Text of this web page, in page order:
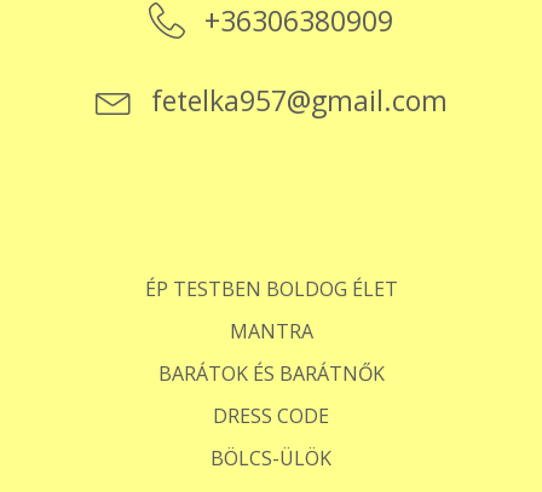
+36306380909
fetelka957@gmail.com
ÉP TESTBEN BOLDOG ÉLET
MANTRA
BARÁTOK ÉS BARÁTNŐK
DRESS CODE
BÖLCS-ÜLÖK